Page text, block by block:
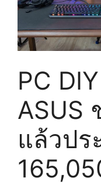
PC
ASUS
แล้วป